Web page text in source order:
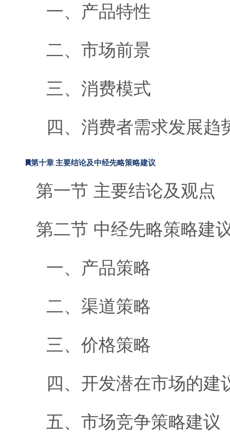
一、产品特性
二、市场前景
三、消费模式
四、消费者需求发展趋
第十章 主要结论及中经先略策略建议
第一节 主要结论及观点
第二节 中经先略策略建
一、产品策略
二、渠道策略
三、价格策略
四、开发潜在市场的建
五、市场竞争策略建议